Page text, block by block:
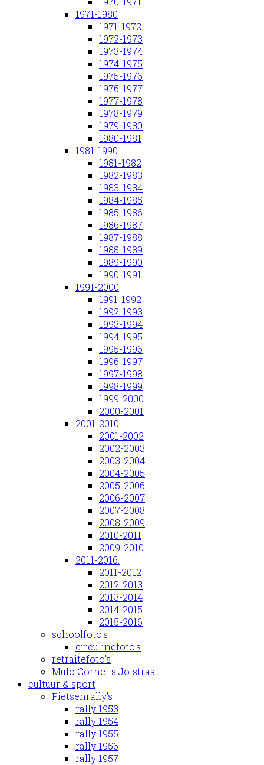
1971-1980
1971-1972
1972-1973
1973-1974
1974-1975
1975-1976
1976-1977
1977-1978
1978-1979
1979-1980
1980-1981
1981-1990
1981-1982
1982-1983
1983-1984
1984-1985
1985-1986
1986-1987
1987-1988
1988-1989
1989-1990
1990-1991
1991-2000
1991-1992
1992-1993
1993-1994
1994-1995
1995-1996
1996-1997
1997-1998
1998-1999
1999-2000
2000-2001
2001-2010
2001-2002
2002-2003
2003-2004
2004-2005
2005-2006
2006-2007
2007-2008
2008-2009
2010-2011
2009-2010
2011-2016.
2011-2012
2012-2013
2013-2014
2014-2015
2015-2016
schoolfoto's
circulinefoto's
retraitefoto's
Mulo Cornelis Jolstraat
cultuur & sport
Fietsenrally's
rally 1953
rally 1954
rally 1955
rally 1956
rally 1957